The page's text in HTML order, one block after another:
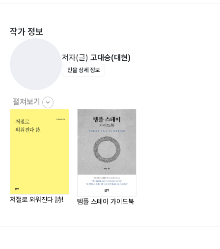
상한 영혼을 위하여 / 시인 고정희 ?85
지렁이 / 작가 이외수 ?104
진달래꽃 / 시인 김소월 ?113
산유화 / 시인 김소월 ?128
담쟁이 / 시인 도종환 ?134
돌담에 속삭이는 햇발 / 시인 김영랑 ?142
얼굴 / 시인 박인환 ?148
빼앗긴 들에도 봄은 오는가? / 시인 이상화 ?161
에필로그 1 ?183
작가 정보
저자(글) 고대승(대현)
인물 상세 정보
펼쳐보기
저절로 외워진다 詩! 템플 스테이 가이드북